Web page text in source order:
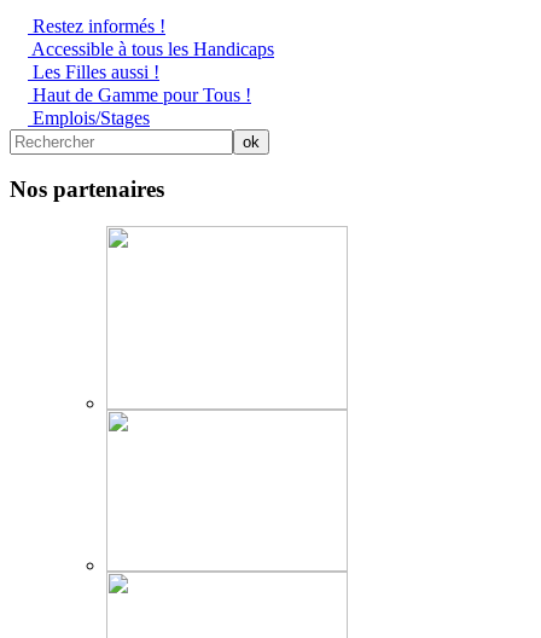
Restez informés !
Accessible à tous les Handicaps
Les Filles aussi !
Haut de Gamme pour Tous !
Emplois/Stages
Nos partenaires